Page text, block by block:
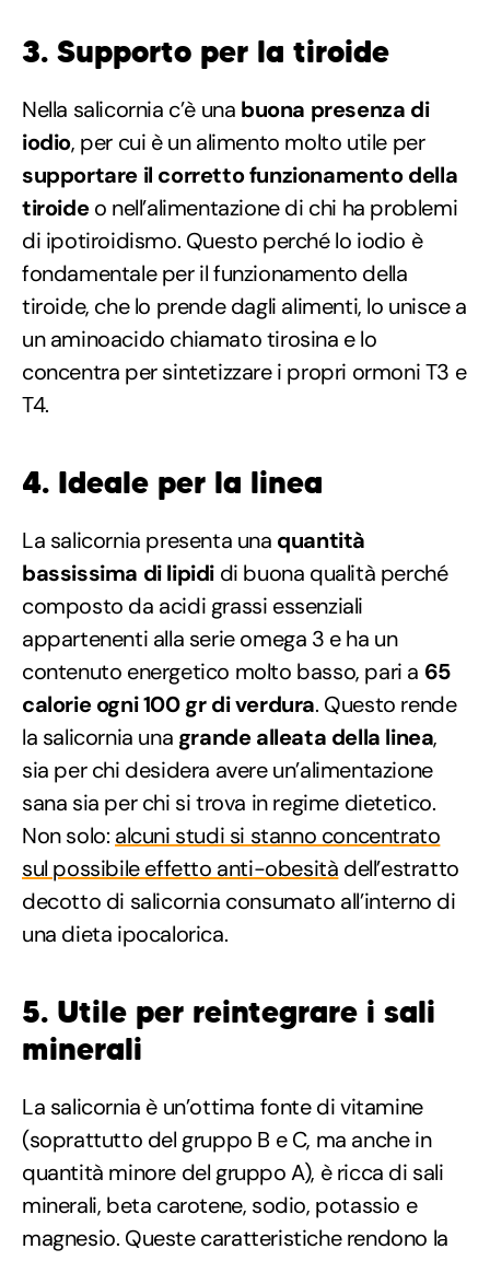
3. Supporto per la tiroide
Nella salicornia c’è una buona presenza di
iodio, per cui è un alimento molto utile per
supportare il corretto funzionamento della
tiroideo nell’alimentazione di chi ha problemi
di ipotiroidismo. Questo perché lo iodio è
fondamentale per il funzionamento della
tiroide, che lo prende dagli alimenti, lo unisce a
un aminoacido chiamato tirosina e lo
concentra per sintetizzare i propri ormoni T3 e
T4.
4. Ideale per la linea
La salicornia presenta una quantità
bassissima di lipidi di buona qualità perché
composto da acidi grassi essenziali
appartenenti alla serie omega 3 e ha un
contenuto energetico molto basso, pari a 65
calorie ogni 100 gr di verdura. Questo rende
la salicornia una grande alleata della linea,
sia per chi desidera avere un’alimentazione
sana sia per chi si trova in regime dietetico.
Non solo: alcuni studi si stanno concentrato
sul possibile effetto anti-obesità dell’estratto
decotto di salicornia consumato all’interno di
una dieta ipocalorica.
5. Utile per reintegrare i sali
minerali
La salicornia è un’ottima fonte di vitamine
(soprattutto del gruppo B e C, ma anche in
quantità minore del gruppo A), è ricca di sali
minerali, beta carotene, sodio, potassio e
magnesio. Queste caratteristiche rendono la